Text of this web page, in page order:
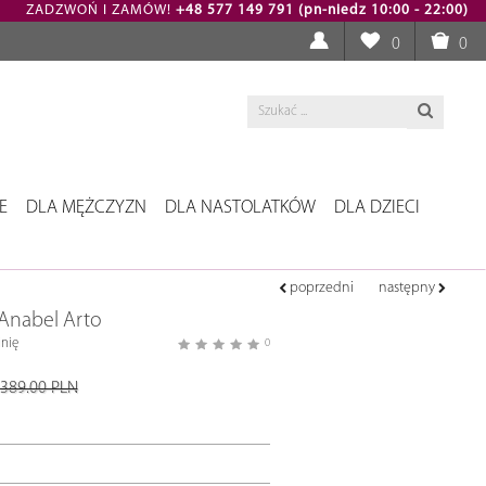
ZADZWOŃ I ZAMÓW! +48 577 149 791 (pn-niedz 10:00 - 22:00)
0 0
DLA MĘŻCZYZN DLA NASTOLATKÓW DLA DZIECI
poprzedni następny
Arto
0
389.00 PLN